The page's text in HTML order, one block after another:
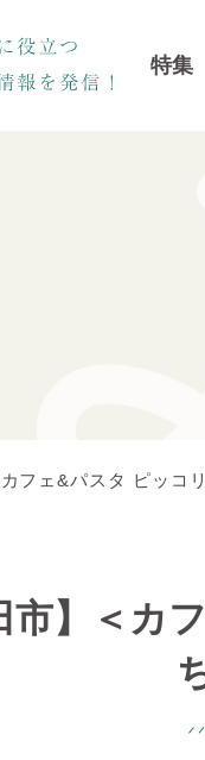
特集
フェ&パスタ ピッ
市】＜